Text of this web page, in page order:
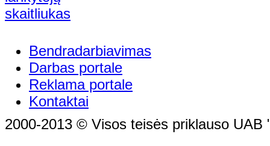
Bendradarbiavimas
Darbas portale
Reklama portale
Kontaktai
2000-2013 © Visos teisės priklauso UAB